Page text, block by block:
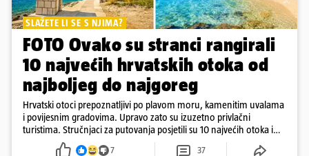
SLAŽETE LI SE S NJIMA?
FOTO Ovako su stranci rangirali
10 najvećih hrvatskih otoka od
najboljeg do najgoreg
Hrvatski otoci prepoznatljivi po plavom moru, kamenitim uvalama
i povijesnim gradovima. Upravo zato su izuzetno privlačni
turistima. Stručnjaci za putovanja posjetili su 10 najvećih otoka i
rangirali ih
7 37